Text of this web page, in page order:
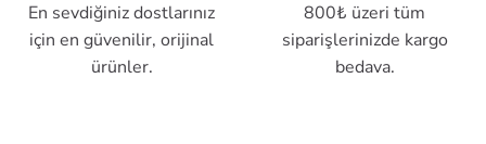
En sevdiğiniz dostlarınız
için en güvenilir, orijinal
ürünler.
800₺ üzeri tüm
siparişlerinizde kargo
bedava.